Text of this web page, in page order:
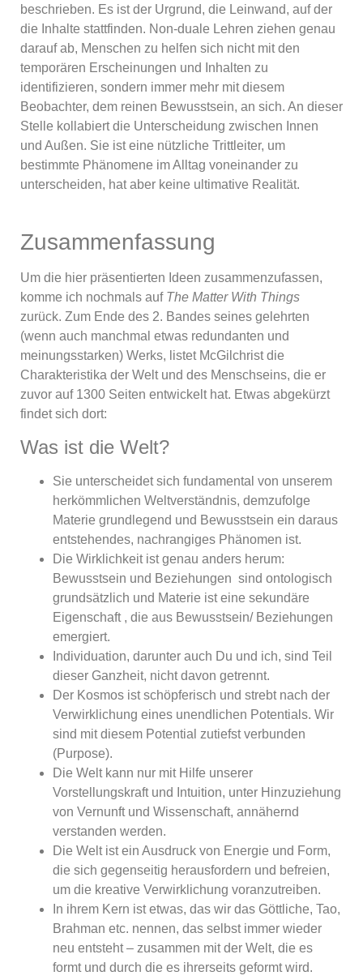
beschrieben. Es ist der Urgrund, die Leinwand, auf der
die Inhalte stattfinden. Non-duale Lehren ziehen genau
darauf ab, Menschen zu helfen sich nicht mit den
temporären Erscheinungen und Inhalten zu
identifizieren, sondern immer mehr mit diesem
Beobachter, dem reinen Bewusstsein, an sich. An dieser
Stelle kollabiert die Unterscheidung zwischen Innen
und Außen. Sie ist eine nützliche Trittleiter, um
bestimmte Phänomene im Alltag voneinander zu
unterscheiden, hat aber keine ultimative Realität.
Zusammenfassung
Um die hier präsentierten Ideen zusammenzufassen,
komme ich nochmals auf The Matter With Things
zurück. Zum Ende des 2. Bandes seines gelehrten
(wenn auch manchmal etwas redundanten und
meinungsstarken) Werks, listet McGilchrist die
Charakteristika der Welt und des Menschseins, die er
zuvor auf 1300 Seiten entwickelt hat. Etwas abgekürzt
findet sich dort:
Was ist die Welt?
Sie unterscheidet sich fundamental von unserem
herkömmlichen Weltverständnis, demzufolge
Materie grundlegend und Bewusstsein ein daraus
entstehendes, nachrangiges Phänomen ist.
Die Wirklichkeit ist genau anders herum:
Bewusstsein und Beziehungen sind ontologisch
grundsätzlich und Materie ist eine sekundäre
Eigenschaft , die aus Bewusstsein/ Beziehungen
emergiert.
Individuation, darunter auch Du und ich, sind Teil
dieser Ganzheit, nicht davon getrennt.
Der Kosmos ist schöpferisch und strebt nach der
Verwirklichung eines unendlichen Potentials. Wir
sind mit diesem Potential zutiefst verbunden
(Purpose).
Die Welt kann nur mit Hilfe unserer
Vorstellungskraft und Intuition, unter Hinzuziehung
von Vernunft und Wissenschaft, annähernd
verstanden werden.
Die Welt ist ein Ausdruck von Energie und Form,
die sich gegenseitig herausfordern und befreien,
um die kreative Verwirklichung voranzutreiben.
In ihrem Kern ist etwas, das wir das Göttliche, Tao,
Brahman etc. nennen, das selbst immer wieder
neu entsteht – zusammen mit der Welt, die es
formt und durch die es ihrerseits geformt wird.